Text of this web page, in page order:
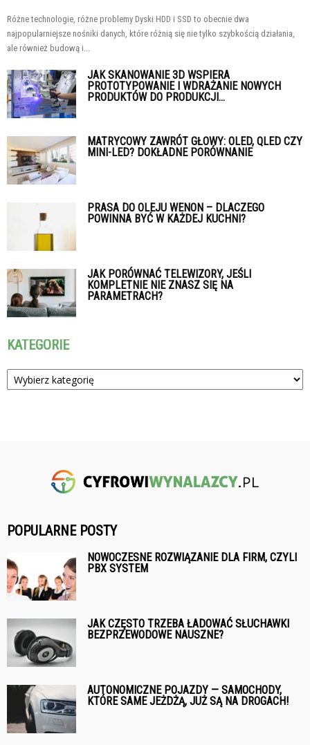
Różne technologie, różne problemy Dyski HDD i SSD to obecnie dwa
najpopularniejsze nośniki danych, które różnią się nie tylko szybkością działania,
ale również budową i...
JAK SKANOWANIE 3D WSPIERA
PROTOTYPOWANIE I WDRAŻANIE NOWYCH
PRODUKTÓW DO PRODUKCJI...
MATRYCOWY ZAWRÓT GŁOWY: OLED, QLED CZY
MINI-LED? DOKŁADNE PORÓWNANIE
PRASA DO OLEJU WENON – DLACZEGO
POWINNA BYĆ W KAŻDEJ KUCHNI?
JAK PORÓWNAĆ TELEWIZORY, JEŚLI
KOMPLETNIE NIE ZNASZ SIĘ NA
PARAMETRACH?
KATEGORIE
Kategorie
POPULARNE POSTY
NOWOCZESNE ROZWIĄZANIE DLA FIRM, CZYLI
PBX SYSTEM
JAK CZĘSTO TRZEBA ŁADOWAĆ SŁUCHAWKI
BEZPRZEWODOWE NAUSZNE?
AUTONOMICZNE POJAZDY — SAMOCHODY,
KTÓRE SAME JEŻDŻĄ, JUŻ SĄ NA DROGACH!